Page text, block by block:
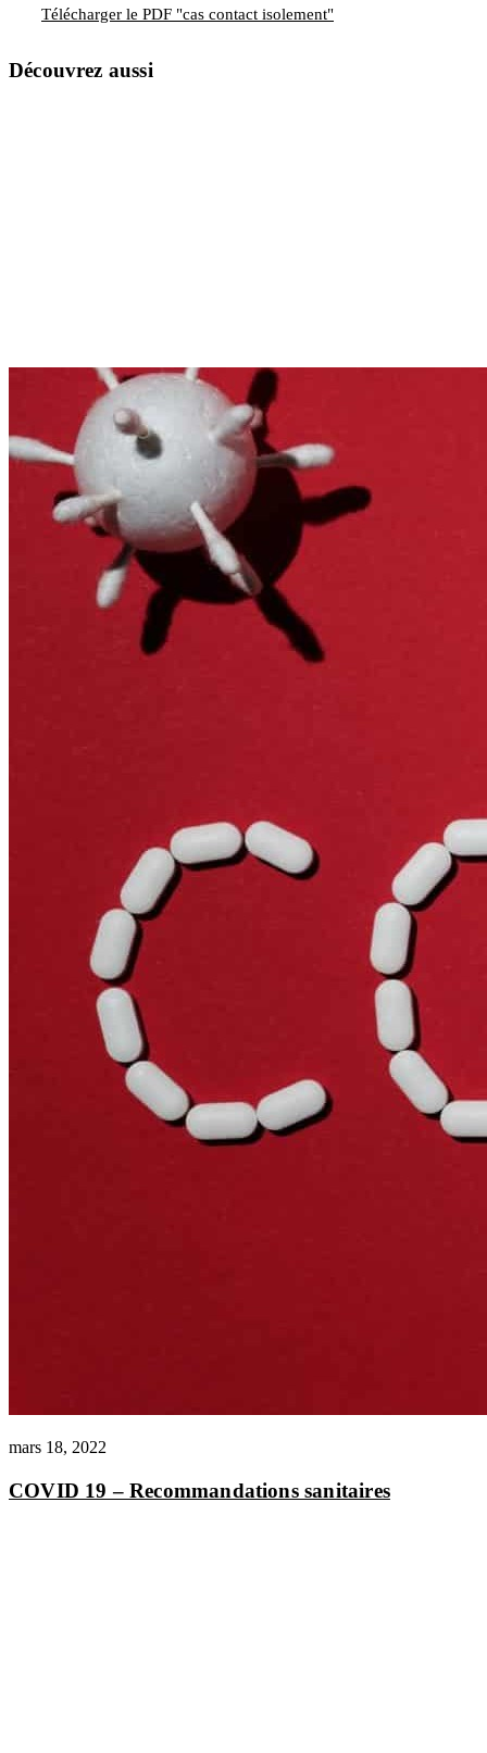
Télécharger le PDF "cas contact isolement"
Découvrez aussi
mars 18, 2022
COVID 19 – Recommandations sanitaires